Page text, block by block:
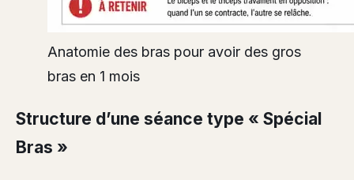
Anatomie des bras pour avoir des gros
bras en 1 mois
Structure d’une séance type « Spécial
Bras »